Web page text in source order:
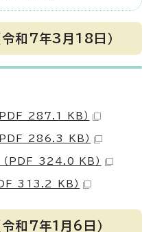
令和7年3月18日）
PDF 287.1 KB）
PDF 286.3 KB）
（PDF 324.0 KB）
313.2 KB）
令和7年1月6日）